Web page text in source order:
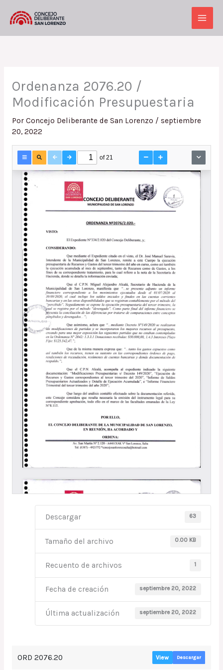
Main
Ordenanza 2076.20 /
Modificación Presupuestaria
Por Concejo Deliberante de San Lorenzo / septiembre
20, 2022
Descargar 63
Tamaño del archivo 0.00 KB
Recuento de archivos 1
Fecha de creación septiembre 20, 2022
Última actualización septiembre 20, 2022
ORD 2076.20 View Descargar